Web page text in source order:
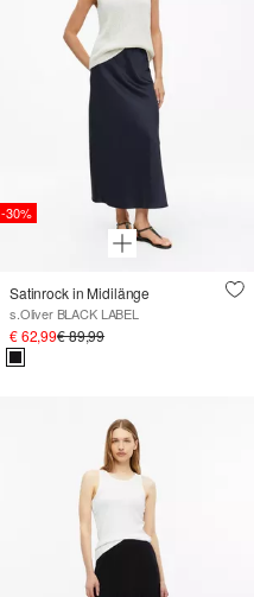
-30%
Satinrock in Midilänge
s.Oliver BLACK LABEL
€ 62,99€ 89,99